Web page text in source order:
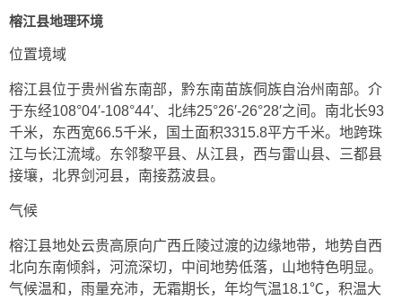
榕江县地理环境
位置境域
榕江县位于贵州省东南部，黔东南苗族侗族自治州南部。介
于东经108°04′-108°44′、北纬25°26′-26°28′之间。南北长93
千米，东西宽66.5千米，国土面积3315.8平方千米。地跨珠
江与长江流域。东邻黎平县、从江县，西与雷山县、三都县
接壤，北界剑河县，南接荔波县。
气候
榕江县地处云贵高原向广西丘陵过渡的边缘地带，地势自西
北向东南倾斜，河流深切，中间地势低落，山地特色明显。
气候温和，雨量充沛，无霜期长，年均气温18.1℃，积温大